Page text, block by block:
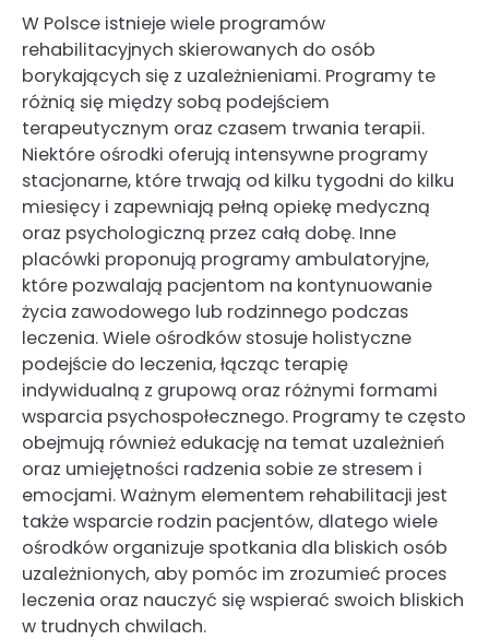
W Polsce istnieje wiele programów
rehabilitacyjnych skierowanych do osób
borykających się z uzależnieniami. Programy te
różnią się między sobą podejściem
terapeutycznym oraz czasem trwania terapii.
Niektóre ośrodki oferują intensywne programy
stacjonarne, które trwają od kilku tygodni do kilku
miesięcy i zapewniają pełną opiekę medyczną
oraz psychologiczną przez całą dobę. Inne
placówki proponują programy ambulatoryjne,
które pozwalają pacjentom na kontynuowanie
życia zawodowego lub rodzinnego podczas
leczenia. Wiele ośrodków stosuje holistyczne
podejście do leczenia, łącząc terapię
indywidualną z grupową oraz różnymi formami
wsparcia psychospołecznego. Programy te często
obejmują również edukację na temat uzależnień
oraz umiejętności radzenia sobie ze stresem i
emocjami. Ważnym elementem rehabilitacji jest
także wsparcie rodzin pacjentów, dlatego wiele
ośrodków organizuje spotkania dla bliskich osób
uzależnionych, aby pomóc im zrozumieć proces
leczenia oraz nauczyć się wspierać swoich bliskich
w trudnych chwilach.